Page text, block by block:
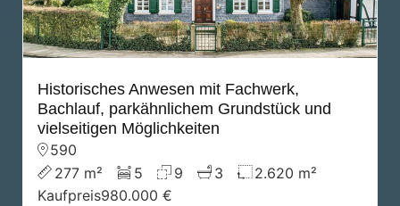
Historisches Anwesen mit Fachwerk,
Bachlauf, parkähnlichem Grundstück und
vielseitigen Möglichkeiten
590
277 m²
5 9 3
2.620 m²
Kaufpreis980.000 €